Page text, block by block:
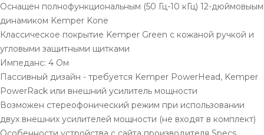
Оснащен полнофункциональным (50 Гц-10 кГц) 12-дюймовыым
динамиком Kemper Kone
Классическое покрытие Kemper Green с кожаной ручкой и
угловыми защитными щитками
Импеданс: 4 Ом
Пассивный дизайн - требуется Kemper PowerHead, Kemper
PowerRack или внешний усилитель мощности
Возможен стереофонический режим при использовании
двух внешних усилителей мощности (не входят в комплект)